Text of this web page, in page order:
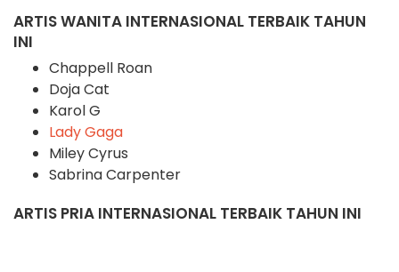
ARTIS WANITA INTERNASIONAL TERBAIK TAHUN
INI
Chappell Roan
Doja Cat
Karol G
Lady Gaga
Miley Cyrus
Sabrina Carpenter
ARTIS PRIA INTERNASIONAL TERBAIK TAHUN INI